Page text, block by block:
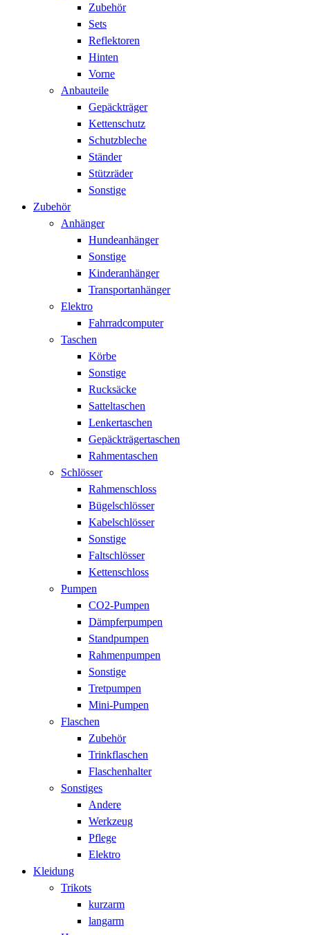
Zubehör
Sets
Reflektoren
Hinten
Vorne
Anbauteile
Gepäckträger
Kettenschutz
Schutzbleche
Ständer
Stützräder
Sonstige
Zubehör
Anhänger
Hundeanhänger
Sonstige
Kinderanhänger
Transportanhänger
Elektro
Fahrradcomputer
Taschen
Körbe
Sonstige
Rucksäcke
Satteltaschen
Lenkertaschen
Gepäckträgertaschen
Rahmentaschen
Schlösser
Rahmenschloss
Bügelschlösser
Kabelschlösser
Sonstige
Faltschlösser
Kettenschloss
Pumpen
CO2-Pumpen
Dämpferpumpen
Standpumpen
Rahmenpumpen
Sonstige
Tretpumpen
Mini-Pumpen
Flaschen
Zubehör
Trinkflaschen
Flaschenhalter
Sonstiges
Andere
Werkzeug
Pflege
Elektro
Kleidung
Trikots
kurzarm
langarm